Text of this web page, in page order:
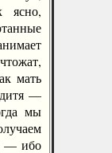
ясно,
мать
—
мы
— ибо